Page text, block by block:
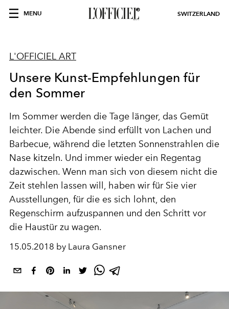
MENU SWITZERLAND
L'OFFICIEL ART
Unsere Kunst-Empfehlungen für
den Sommer
Im Sommer werden die Tage länger, das Gemüt
leichter. Die Abende sind erfüllt von Lachen und
Barbecue, während die letzten Sonnenstrahlen die
Nase kitzeln. Und immer wieder ein Regentag
dazwischen. Wenn man sich von diesem nicht die
Zeit stehlen lassen will, haben wir für Sie vier
Ausstellungen, für die es sich lohnt, den
Regenschirm aufzuspannen und den Schritt vor
die Haustür zu wagen.
15.05.2018 by Laura Gansner